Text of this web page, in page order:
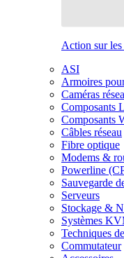
Action sur les
ASI
Armoires
Caméras
Composants
Composants
Câbles réseau
Fibre optique
Modems &
Powerline
Sauvegarde
Serveurs
Stockage &
Systèmes
Techniques
Commutateur